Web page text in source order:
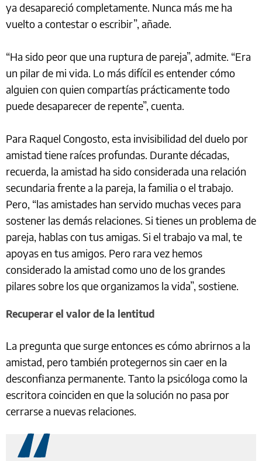
ya desapareció completamente. Nunca más me ha
vuelto a contestar o escribir”, añade.
“Ha sido peor que una ruptura de pareja”, admite. “Era
un pilar de mi vida. Lo más difícil es entender cómo
alguien con quien compartías prácticamente todo
puede desaparecer de repente”, cuenta.
Para Raquel Congosto, esta invisibilidad del duelo por
amistad tiene raíces profundas. Durante décadas,
recuerda, la amistad ha sido considerada una relación
secundaria frente a la pareja, la familia o el trabajo.
Pero, “las amistades han servido muchas veces para
sostener las demás relaciones. Si tienes un problema de
pareja, hablas con tus amigas. Si el trabajo va mal, te
apoyas en tus amigos. Pero rara vez hemos
considerado la amistad como uno de los grandes
pilares sobre los que organizamos la vida”, sostiene.
Recuperar el valor de la lentitud
La pregunta que surge entonces es cómo abrirnos a la
amistad, pero también protegernos sin caer en la
desconfianza permanente. Tanto la psicóloga como la
escritora coinciden en que la solución no pasa por
cerrarse a nuevas relaciones.